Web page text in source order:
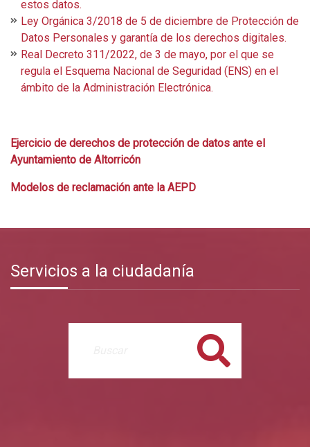
estos datos.
Ley Orgánica 3/2018 de 5 de diciembre de Protección de
Datos Personales y garantía de los derechos digitales.
Real Decreto 311/2022, de 3 de mayo, por el que se
regula el Esquema Nacional de Seguridad (ENS) en el
ámbito de la Administración Electrónica.
Ejercicio de derechos de protección de datos ante el
Ayuntamiento de Altorricón
Modelos de reclamación ante la AEPD
Servicios a la ciudadanía
Buscar